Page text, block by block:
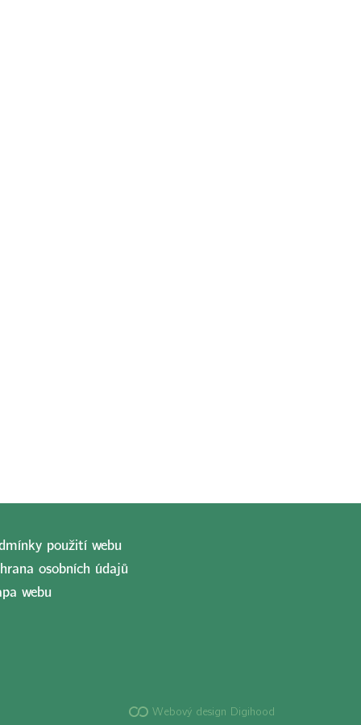
použití webu
osobních údajů
webu
Webový design Digihood